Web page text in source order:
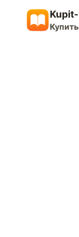
содержимому